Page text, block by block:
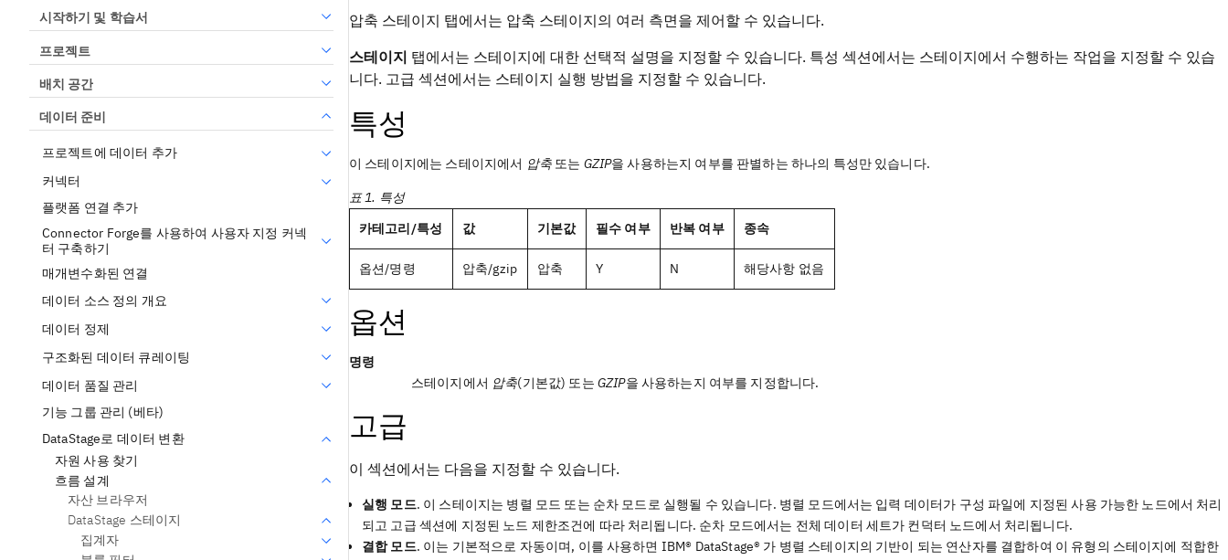
시작하기 및 학습서
프로젝트
배치 공간
데이터 준비
프로젝트에 데이터 추가
커넥터
플랫폼 연결 추가
Connector Forge를 사용하여 사용자 지정 커넥
터 구축하기
매개변수화된 연결
데이터 소스 정의 개요
데이터 정제
구조화된 데이터 큐레이팅
데이터 품질 관리
기능 그룹 관리 (베타)
DataStage로 데이터 변환
자원 사용 찾기
흐름 설계
자산 브라우저
DataStage 스테이지
집계자
압축 스테이지 탭에서는 압축 스테이지의 여러 측면을 제어할 수 있습니다.
스테이지 탭에서는 스테이지에 대한 선택적 설명을 지정할 수 있습니다. 특성 섹션에서는 스테이지에서 수행하는 작업을 지정할 수 있습
니다. 고급 섹션에서는 스테이지 실행 방법을 지정할 수 있습니다.
특성
이 스테이지에는 스테이지에서 압축또는 GZIP을 사용하는지 여부를 판별하는 하나의 특성만 있습니다.
표 1. 특성
카테고리/특성
값 기본값 필수 여부 반복 여부 종속
옵션/명령 압축/gzip 압축 Y N 해당사항 없음
옵션
명령
스테이지에서 압축(기본값) 또는 GZIP을 사용하는지 여부를 지정합니다.
고급
이 섹션에서는 다음을 지정할 수 있습니다.
실행 모드. 이 스테이지는 병렬 모드 또는 순차 모드로 실행될 수 있습니다. 병렬 모드에서는 입력 데이터가 구성 파일에 지정된 사용 가능한 노드에서 처리
되고 고급 섹션에 지정된 노드 제한조건에 따라 처리됩니다. 순차 모드에서는 전체 데이터 세트가 컨덕터 노드에서 처리됩니다.
결합 모드. 이는 기본적으로 자동이며, 이를 사용하면 IBM® DataStage® 가 병렬 스테이지의 기반이 되는 연산자를 결합하여 이 유형의 스테이지에 적합한